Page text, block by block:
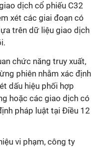
dịch cổ phiếu C32
xét các giai đoạn có
trên dữ liệu giao dịch
chức năng truy xuất,
phiên nhằm xác định
dấu hiệu phối hợp
hoặc các giao dịch có
pháp luật tại Điều 12
vi phạm, công ty